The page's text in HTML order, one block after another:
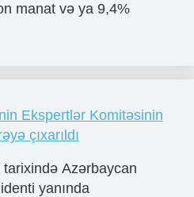
manat və ya 9,4%
Ekspertlər Komitəsinin
çıxarıldı
tarixində Azərbaycan
yanında